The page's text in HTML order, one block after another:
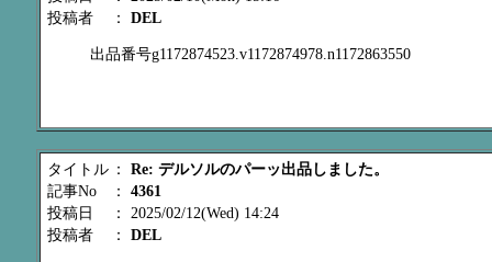
投稿者
： DEL
出品番号g1172874523.v1172874978.n1172863550
タイトル ： Re: デルソルのパーッ出品しました。
記事No
： 4361
投稿日
： 2025/02/12(Wed) 14:24
投稿者
： DEL